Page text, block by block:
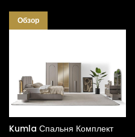
Обзор
Kumla Спальня Комплект